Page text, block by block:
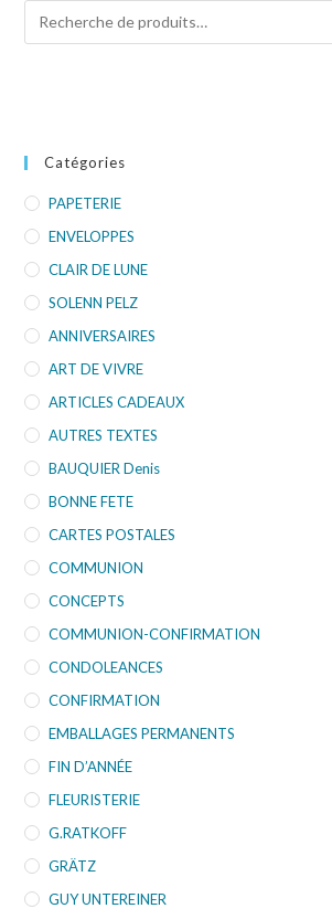
Catégories
PAPETERIE
ENVELOPPES
CLAIR DE LUNE
SOLENN PELZ
ANNIVERSAIRES
ART DE VIVRE
ARTICLES CADEAUX
AUTRES TEXTES
BAUQUIER Denis
BONNE FETE
CARTES POSTALES
COMMUNION
CONCEPTS
COMMUNION-CONFIRMATION
CONDOLEANCES
CONFIRMATION
EMBALLAGES PERMANENTS
FIN D’ANNÉE
FLEURISTERIE
G.RATKOFF
GRÄTZ
GUY UNTEREINER